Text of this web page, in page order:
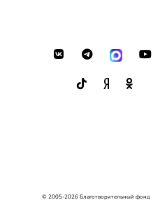
© 2005-2026 Благотворительный фонд